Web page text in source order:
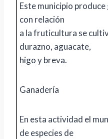
Este municipio
con relación
a la fruticultura se
durazno, aguacate,
higo y breva.
Ganadería
En esta actividad el
de especies de